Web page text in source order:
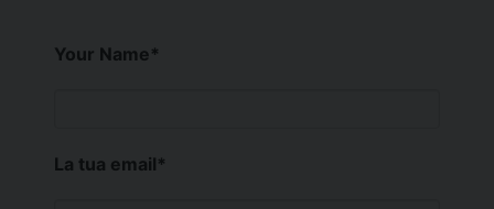
Your Name*
La tua email*